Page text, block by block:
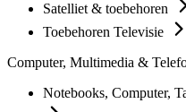
Satelliet & toebehoren
Toebehoren Televisie
Computer, Multimedia &
Notebooks, Computer,